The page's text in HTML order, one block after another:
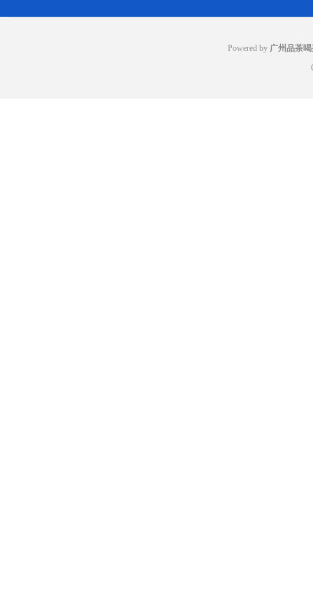
Powered by 广州品茶